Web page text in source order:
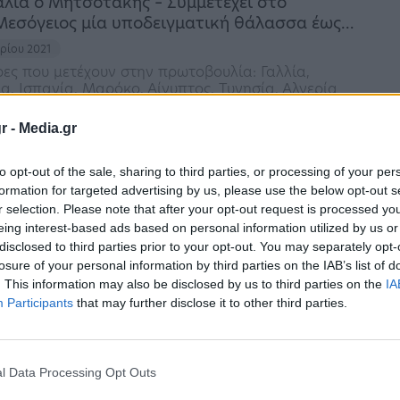
- Media.gr
opt-out of the sale, sharing to third parties, or processing of your
for targeted advertising by us, please use the below opt-out
selection. Please note that after your opt-out request is processed
interest-based ads based on personal information utilized by us
to third parties prior to your opt-out. You may separately
of your personal information by third parties on the IAB’s list of
This information may also be disclosed by us to third parties on the
Participants that may further disclose it to other third parties.
Data Processing Opt Outs
μία υποδειγματική θάλασσα έως…
2021
που μετέχουν στην πρωτοβουλία: Γαλλία,
Ισπανία, Μαρόκο, Αίγυπτος, Τυνησία, Αλγερία
4 βασικούς άξονες
2020
τις δικές του προτάσεις για τον
έκτακτης ανάγκης με εμπροσθοβαρή μέτρα,
των γεγονότων, σε εθνικό και διεθνές
στον φαύλο κύκλο που θα δοκιμάσει τις